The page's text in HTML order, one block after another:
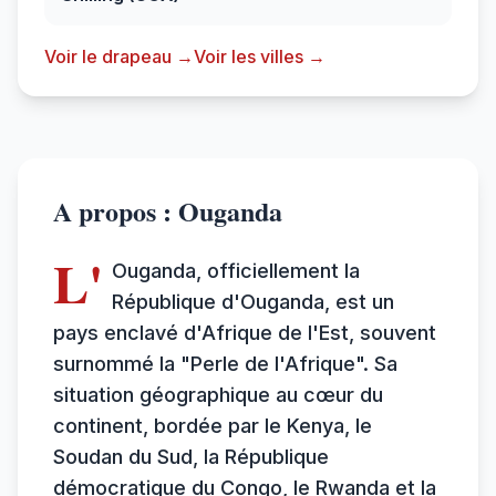
Voir le drapeau →Voir les villes →
A propos : Ouganda
L' Ouganda, officiellement la
République d'Ouganda, est un
pays enclavé d'Afrique de l'Est, souvent
surnommé la "Perle de l'Afrique". Sa
situation géographique au cœur du
continent, bordée par le Kenya, le
Soudan du Sud, la République
démocratique du Congo, le Rwanda et la